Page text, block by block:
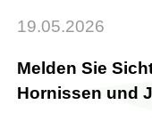
19.05.2026
Melden Sie
Hornissen und